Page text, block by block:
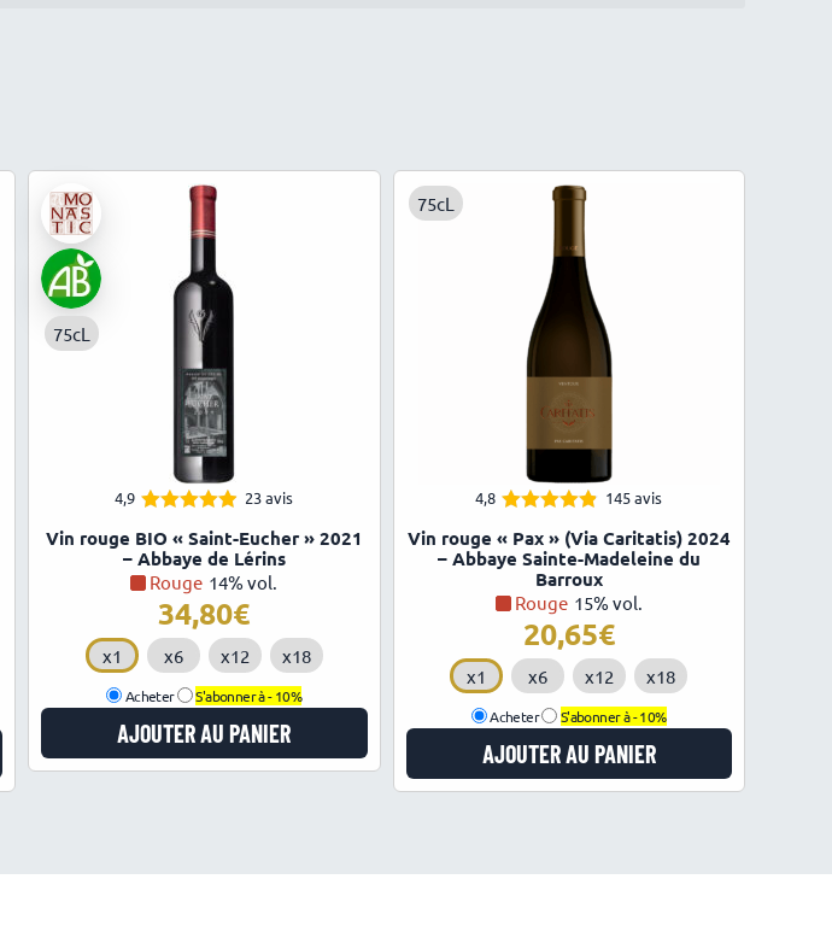
75cL
4,9
4.87
sur 5
23 avis
Vin rouge BIO « Saint-Eucher » 2021
– Abbaye de Lérins
Rouge 14% vol.
34,80
x1 x6 x12 x18
Acheter S'abonner à -10%
AJOUTER AU PANIER
75cL
4,8
4.79
sur 5
145 avis
Vin rouge « Pax » (Via Caritatis) 2024
– Abbaye Sainte-Madeleine du
Barroux
Rouge 15% vol.
20,65
x1 x6 x12 x18
Acheter S'abonner à -10%
AJOUTER AU PANIER